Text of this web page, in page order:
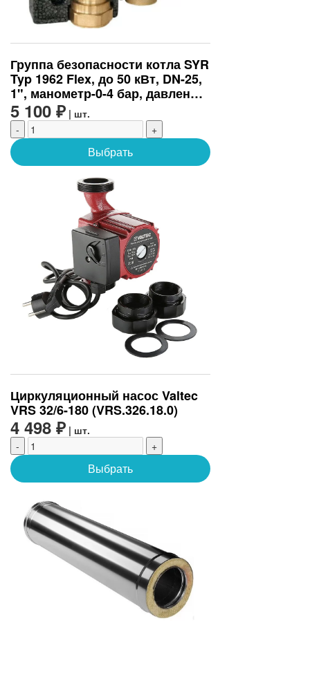
Группа безопасности котла SYR
Typ 1962 Flex, до 50 кВт, DN-25,
1", манометр-0-4 бар, давление
срабатывания, бар-3
(1962.25.023)
5 100 ₽ | шт.
-
+
Выбрать
Циркуляционный насос Valtec
VRS 32/6-180 (VRS.326.18.0)
4 498 ₽ | шт.
-
+
Выбрать